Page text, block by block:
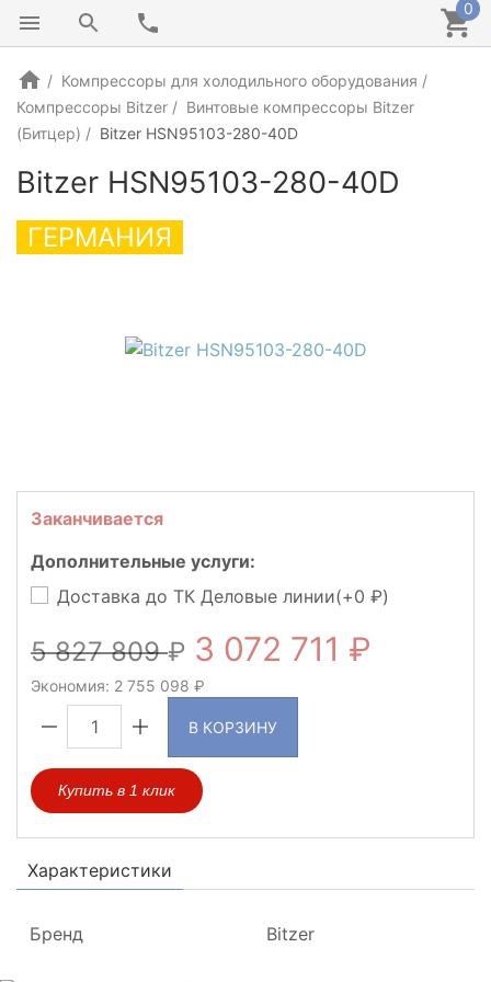
0
Компрессоры для холодильного оборудования
Компрессоры Bitzer
Винтовые компрессоры Bitzer
(Битцер)
Bitzer HSN95103-280-40D
Bitzer HSN95103-280-40D
ГЕРМАНИЯ
Заканчивается
Дополнительные услуги:
Доставка до ТК Деловые линии(+0 )
5 827 809 3 072 711
Экономия: 2 755 098
В КОРЗИНУ
Купить в 1 клик
Характеристики
Бренд Bitzer